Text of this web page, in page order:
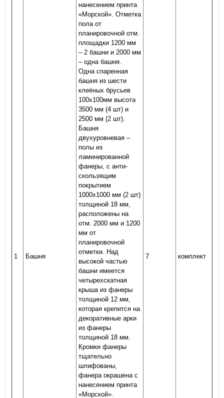
1 Башня
нанесением принта
«Морской». Отметка
пола от
планировочной отм.
площадки 1200 мм
– 2 башни и 2000 мм
– одна башня.
Одна спаренная
башня из шести
клеёных брусьев
100х100мм высота
3500 мм (4 шт) и
2500 мм (2 шт).
Башня
двухуровневая –
полы из
ламинированной
фанеры, с анти-
скользящим
покрытием
1000х1000 мм (2 шт)
толщиной 18 мм,
расположены на
отм. 2000 мм и 1200
мм от
планировочной
отметки. Над
высокой частью
башни имеется
четырехскатная
крыша из фанеры
толщиной 12 мм,
которая крепится на
декоративные арки
из фанеры
толщиной 18 мм.
Кромки фанеры
тщательно
шлифованы,
фанера окрашена с
нанесением принта
«Морской».
7 комплект